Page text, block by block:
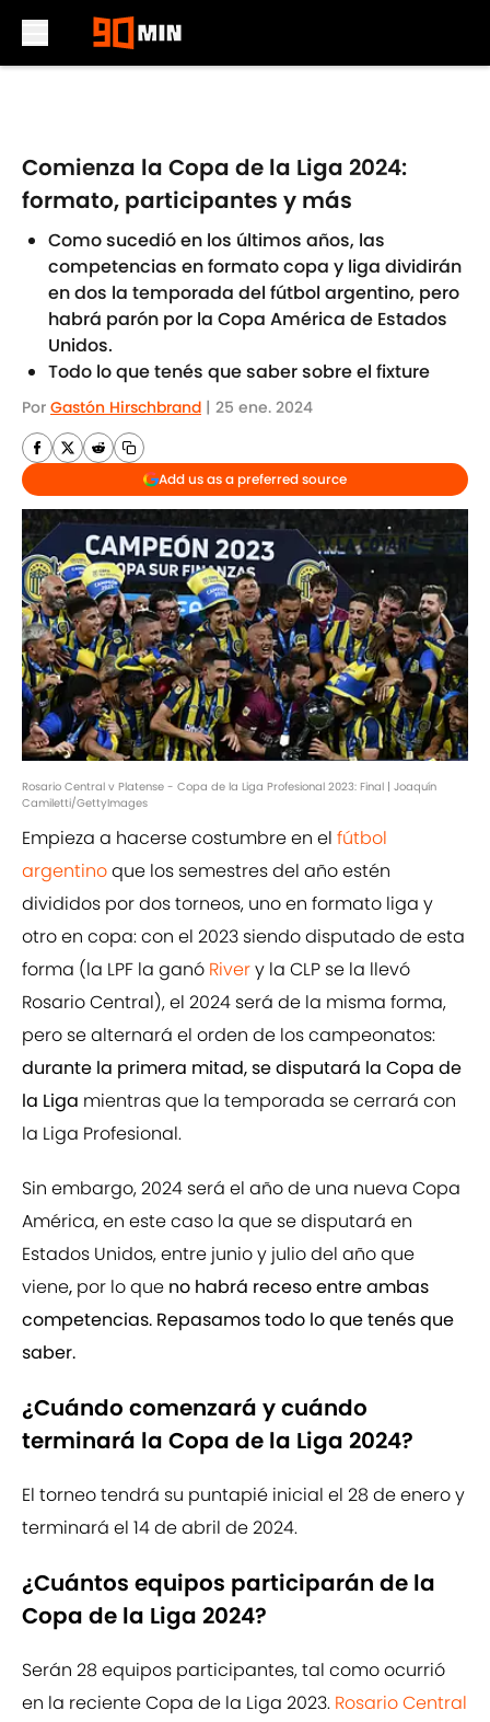
Comienza la Copa de la Liga 2024:
formato, participantes y más
Como sucedió en los últimos años, las
competencias en formato copa y liga dividirán
en dos la temporada del fútbol argentino, pero
habrá parón por la Copa América de Estados
Unidos.
Todo lo que tenés que saber sobre el fixture
Por Gastón Hirschbrand | 25 ene. 2024
Add us as a preferred source
Rosario Central v Platense - Copa de la Liga Profesional 2023: Final | Joaquín
Camiletti/GettyImages
Empieza a hacerse costumbre en el fútbol
argentinoque los semestres del año estén
divididos por dos torneos, uno en formato liga y
otro en copa: con el 2023 siendo disputado de esta
forma (la LPF la ganó Rivery la CLP se la llevó
Rosario Central), el 2024 será de la misma forma,
pero se alternará el orden de los campeonatos:
durante la primera mitad, se disputará la Copa de
la Liga mientras que la temporada se cerrará con
la Liga Profesional.
Sin embargo, 2024 será el año de una nueva Copa
América, en este caso la que se disputará en
Estados Unidos, entre junio y julio del año que
viene, por lo que no habrá receso entre ambas
competencias. Repasamos todo lo que tenés que
saber.
¿Cuándo comenzará y cuándo
terminará la Copa de la Liga 2024?
El torneo tendrá su puntapié inicial el 28 de enero y
terminará el 14 de abril de 2024.
¿Cuántos equipos participarán de la
Copa de la Liga 2024?
Serán 28 equipos participantes, tal como ocurrió
en la reciente Copa de la Liga 2023. Rosario Central